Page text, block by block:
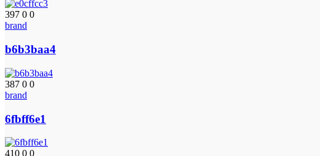
397 0 0
brand
b6b3baa4
387 0 0
brand
6fbff6e1
410 0 0